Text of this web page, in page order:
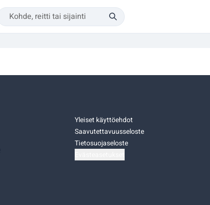
Yleiset käyttöehdot
Saavutettavuusseloste
Tietosuojaseloste